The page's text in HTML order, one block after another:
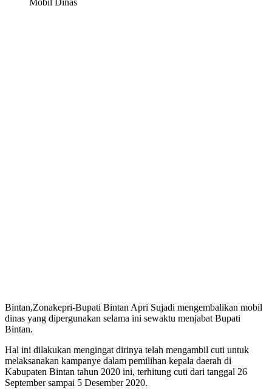
Mobil Dinas
Bintan,Zonakepri-Bupati Bintan Apri Sujadi mengembalikan mobil
dinas yang dipergunakan selama ini sewaktu menjabat Bupati
Bintan.
Hal ini dilakukan mengingat dirinya telah mengambil cuti untuk
melaksanakan kampanye dalam pemilihan kepala daerah di
Kabupaten Bintan tahun 2020 ini, terhitung cuti dari tanggal 26
September sampai 5 Desember 2020.